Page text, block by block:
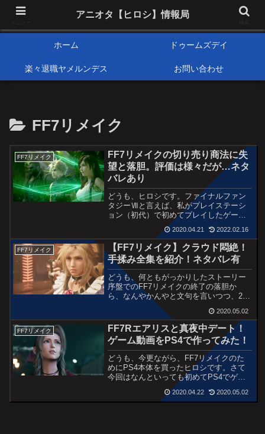
アニメオタクで元サラリーマンの独自な目線から、おすすめなどの紹介や気に
ホーム ドゥームズデイ
楽々退職ヤメルンデス お問い合わせ
FF7リメイク
FF7リメイク
FF7リメイクの切り売り商法に失
望と落胆。評価は様々だが…ネタ
バレあり
どうも、ヒロシです。ファイナルファン
タジーⅦと言えば、私がプレイステーシ
ョン（初代）で初めてプレイしたゲーム
なんですが、すごく楽しかった思い出が
あります。しかも、私は当時中学3年生で
週刊少年ジャンプを購読していて、確か
その懸賞でFF7が当たったんです。だか
らプレイステーションだけ買って、高校
受験が終...
2020.04.21 2022.02.16
FF7リメイク
【FF7リメイク】クラウド悶絶！
手揉み全集を紹介！ネタバレ有
どうも、何ともがっかりしたストーリー
序盤でのFF7リメイクの終了の落胆か
ら、なんやかんやと文句を言いつつ、2週
目に突入しているヒロシです。私は現
在、エアリスと真夜中デートからコルネ
オオーディションまでの「チャプター9」
の2週目をプレイしています。今回は、ク
ラウドが手モミ屋で受けられるサービス
の全コー...
2020.05.02
FF7リメイク
FF7Rエアリスと真夜中デート！
ゲーム動画をPS4で作ってみた！
どうも、今更ながら、FF7リメイクのた
めにPS4本体を買ったヒロシです。さて
今回はなんといっても初めてPS4でゲー
ムをしてみたんですが、とっても画像が
きれいで、ゲームをしているのに、まる
で映画を見ているようでした。本題です
2020.04.22 2020.05.02
アニオタ【ヒロシ】情報局